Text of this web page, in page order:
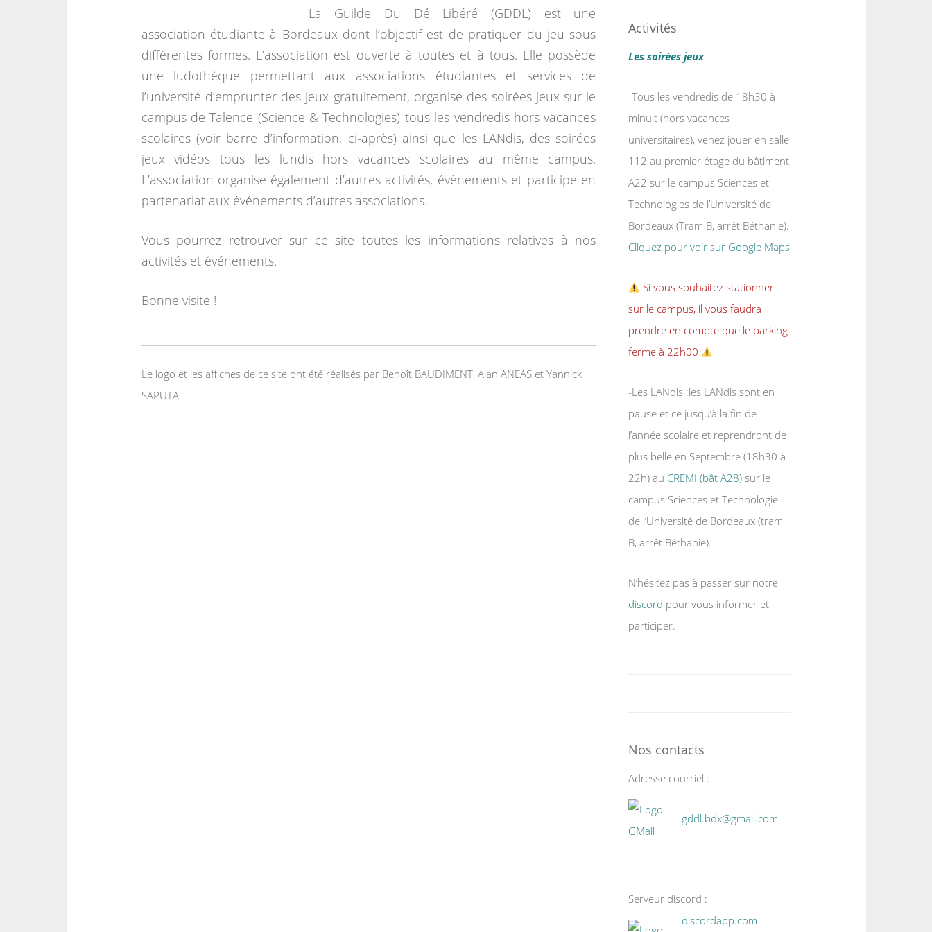
La Guilde Du Dé Libéré (GDDL) est une
association étudiante à Bordeaux dont l’objectif est de pratiquer du jeu sous
différentes formes. L’association est ouverte à toutes et à tous. Elle possède
une ludothèque permettant aux associations étudiantes et services de
l’université d’emprunter des jeux gratuitement, organise des soirées jeux sur le
campus de Talence (Science & Technologies) tous les vendredis hors vacances
scolaires (voir barre d’information, ci-après) ainsi que les LANdis, des soirées
jeux vidéos tous les lundis hors vacances scolaires au même campus.
L’association organise également d’autres activités, évènements et participe en
partenariat aux événements d’autres associations.
Vous pourrez retrouver sur ce site toutes les informations relatives à nos
activités et événements.
Bonne visite !
Le logo et les affiches de ce site ont été réalisés par Benoît BAUDIMENT, Alan ANEAS et Yannick
SAPUTA
Activités
Les soirées jeux
-Tous les vendredis de 18h30 à
minuit (hors vacances
universitaires), venez jouer en salle
112 au premier étage du bâtiment
A22 sur le campus Sciences et
Technologies de l’Université de
Bordeaux (Tram B, arrêt Béthanie).
Cliquez pour voir sur Google Maps
Si vous souhaitez stationner
sur le campus, il vous faudra
prendre en compte que le parking
ferme à 22h00
-Les LANdis :les LANdis sont en
pause et ce jusqu’à la fin de
l’année scolaire et reprendront de
plus belle en Septembre (18h30 à
22h) au CREMI (bât A28) sur le
campus Sciences et Technologie
de l’Université de Bordeaux (tram
B, arrêt Béthanie).
N’hésitez pas à passer sur notre
discord pour vous informer et
participer.
Nos contacts
Adresse courriel :
gddl.bdx@gmail.com
Serveur discord :
discordapp.com